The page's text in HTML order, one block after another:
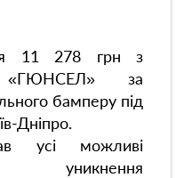
11 278 грн з
«ГЮНСЕЛ» за
бамперу під
Дніпро.
усі можливі
уникнення